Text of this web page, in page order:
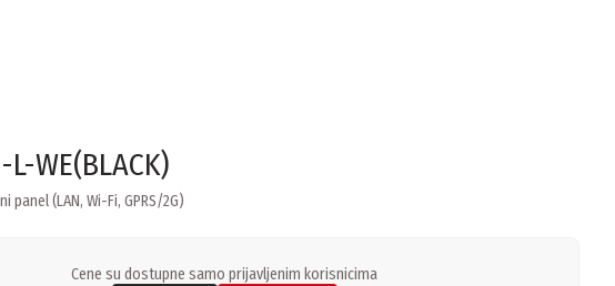
WE(BLACK)
panel (LAN, Wi-Fi, GPRS/2G)
Cene su dostupne samo prijavljenim korisnicima